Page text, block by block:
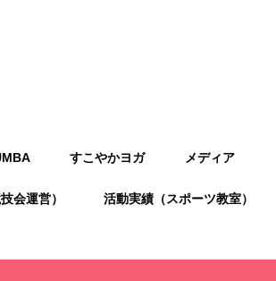
すこやかヨガ メディア
会運営） 活動実績（スポーツ教室）